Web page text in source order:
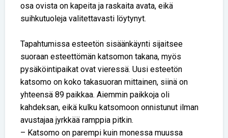
osa ovista on kapeita ja raskaita avata, eikä
suihkutuoleja valitettavasti löytynyt.
Tapahtumissa esteetön sisäänkäynti sijaitsee
suoraan esteettömän katsomon takana, myös
pysäköintipaikat ovat vieressä. Uusi esteetön
katsomo on koko takasuoran mittainen, siinä on
yhteensä 89 paikkaa. Aiemmin paikkoja oli
kahdeksan, eikä kulku katsomoon onnistunut ilman
avustajaa jyrkkää ramppia pitkin.
– Katsomo on parempi kuin monessa muussa